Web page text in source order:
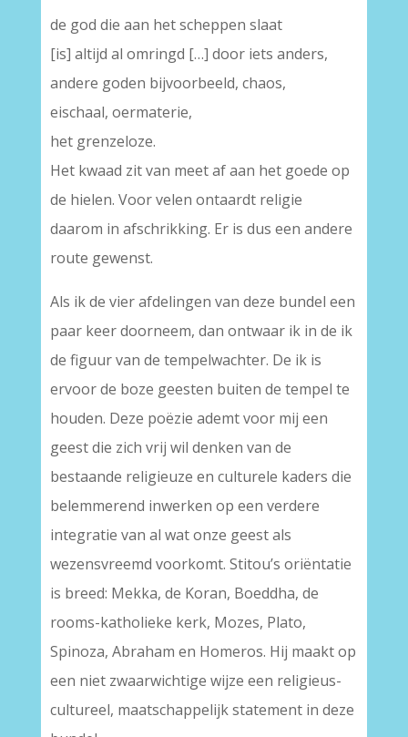
de god die aan het scheppen slaat
[is] altijd al omringd […] door iets anders,
andere goden bijvoorbeeld, chaos,
eischaal, oermaterie,
het grenzeloze.
Het kwaad zit van meet af aan het goede op
de hielen. Voor velen ontaardt religie
daarom in afschrikking. Er is dus een andere
route gewenst.
Als ik de vier afdelingen van deze bundel een
paar keer doorneem, dan ontwaar ik in de ik
de figuur van de tempelwachter. De ik is
ervoor de boze geesten buiten de tempel te
houden. Deze poëzie ademt voor mij een
geest die zich vrij wil denken van de
bestaande religieuze en culturele kaders die
belemmerend inwerken op een verdere
integratie van al wat onze geest als
wezensvreemd voorkomt. Stitou’s oriëntatie
is breed: Mekka, de Koran, Boeddha, de
rooms-katholieke kerk, Mozes, Plato,
Spinoza, Abraham en Homeros. Hij maakt op
een niet zwaarwichtige wijze een religieus-
cultureel, maatschappelijk statement in deze